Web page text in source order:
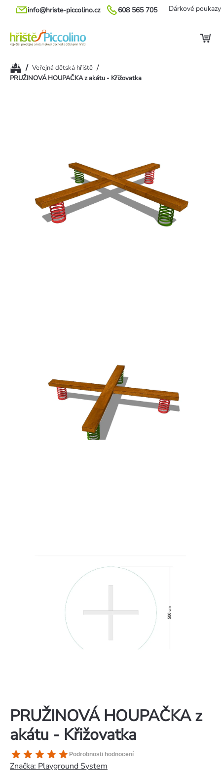
Přejít
608 565 705
info@hriste-piccolino.cz Dárkové poukazy
Domů/ Veřejná dětská hřiště /
PRUŽINOVÁ HOUPAČKA z akátu - Křižovatka
PRUŽINOVÁ HOUPAČKA z
akátu - Křižovatka
Průměrné
hodnocení
Podrobnosti hodnocení
Značka: Playground System